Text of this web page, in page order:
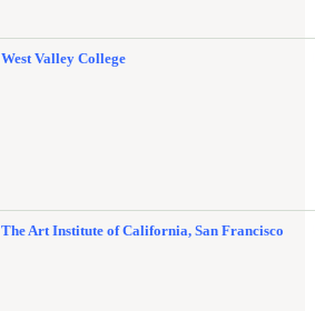
West Valley College
The Art Institute of California, San Francisco